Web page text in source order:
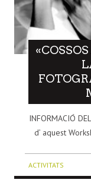
INFORMACIÓ
d’ aquest
ACTIVITATS